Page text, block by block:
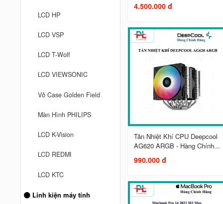
LCD HP
LCD VSP
LCD T-Wolf
LCD VIEWSONIC
Vỏ Case Golden Field
Màn Hình PHILIPS
LCD K-Vision
LCD REDMI
LCD KTC
Linh kiện máy tính
4.500.000 đ
Tản Nhiệt Khí CPU Deepcool
AG620 ARGB - Hàng Chính...
990.000 đ